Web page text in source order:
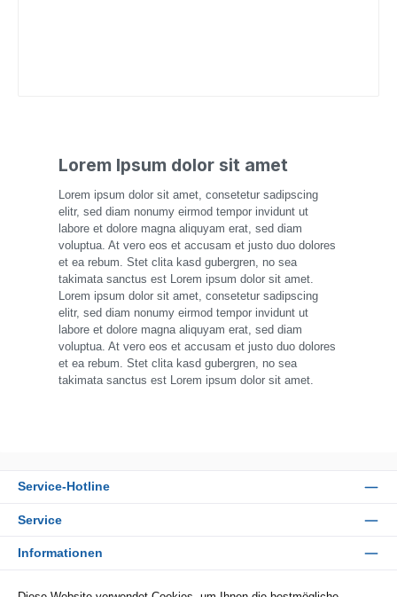
Lorem Ipsum dolor sit amet
Lorem ipsum dolor sit amet, consetetur sadipscing
elitr, sed diam nonumy eirmod tempor invidunt ut
labore et dolore magna aliquyam erat, sed diam
voluptua. At vero eos et accusam et justo duo dolores
et ea rebum. Stet clita kasd gubergren, no sea
takimata sanctus est Lorem ipsum dolor sit amet.
Lorem ipsum dolor sit amet, consetetur sadipscing
elitr, sed diam nonumy eirmod tempor invidunt ut
labore et dolore magna aliquyam erat, sed diam
voluptua. At vero eos et accusam et justo duo dolores
et ea rebum. Stet clita kasd gubergren, no sea
takimata sanctus est Lorem ipsum dolor sit amet.
Service-Hotline
Service
Informationen